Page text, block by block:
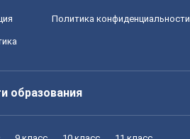
Политика конфиденциальности
образования